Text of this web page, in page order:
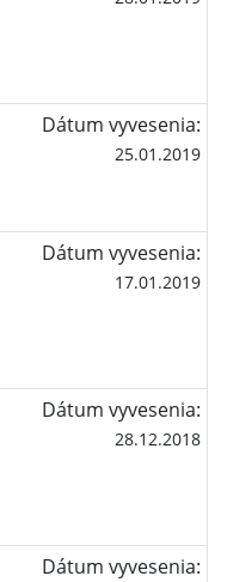
Dátum vyvesenia:
25.01.2019
Dátum vyvesenia:
17.01.2019
Dátum vyvesenia:
28.12.2018
Dátum vyvesenia: